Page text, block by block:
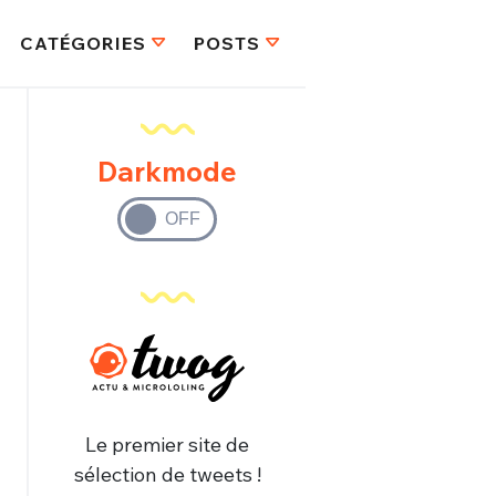
CATÉGORIES POSTS
Darkmode
Le premier site de
sélection de tweets !